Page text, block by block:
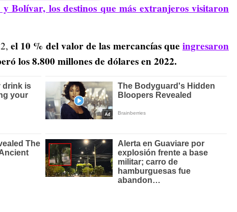
Bolívar, los destinos que más extranjeros visitaron
el 10 % del valor de las mercancías que ingresaron
los 8.800 millones de dólares en 2022.